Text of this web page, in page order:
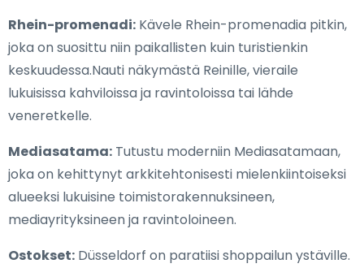
Rhein-promenadi: Kävele Rhein-promenadia pitkin,
joka on suosittu niin paikallisten kuin turistienkin
keskuudessa.Nauti näkymästä Reinille, vieraile
lukuisissa kahviloissa ja ravintoloissa tai lähde
veneretkelle.
Mediasatama: Tutustu moderniin Mediasatamaan,
joka on kehittynyt arkkitehtonisesti mielenkiintoiseksi
alueeksi lukuisine toimistorakennuksineen,
mediayrityksineen ja ravintoloineen.
Ostokset: Düsseldorf on paratiisi shoppailun ystäville.